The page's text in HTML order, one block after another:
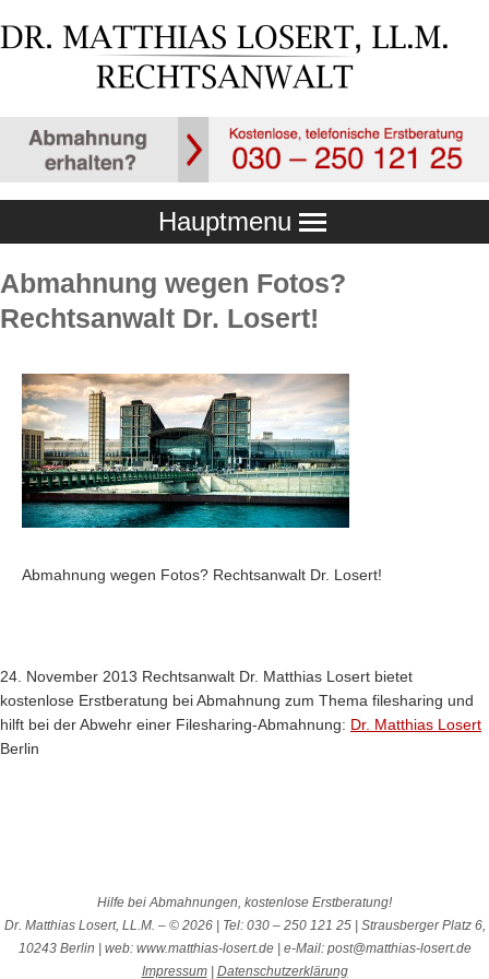
Hauptmenu
Abmahnung wegen Fotos?
Rechtsanwalt Dr. Losert!
Abmahnung wegen Fotos? Rechtsanwalt Dr. Losert!
24. November 2013 Rechtsanwalt Dr. Matthias Losert bietet
kostenlose Erstberatung bei Abmahnung zum Thema filesharing und
hilft bei der Abwehr einer Filesharing-Abmahnung: Dr. Matthias Losert
Berlin
Hilfe bei Abmahnungen, kostenlose Erstberatung!
Dr. Matthias Losert, LL.M. – © 2026 | Tel: 030 – 250 121 25 | Strausberger Platz 6,
10243 Berlin | web: www.matthias-losert.de | e-Mail: post@matthias-losert.de
Impressum| Datenschutzerklärung